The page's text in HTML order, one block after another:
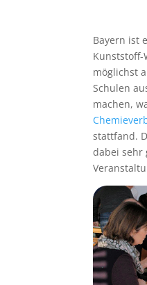
Bayern ist
möglichst
Schulen
machen,
stattfand.
dabei sehr